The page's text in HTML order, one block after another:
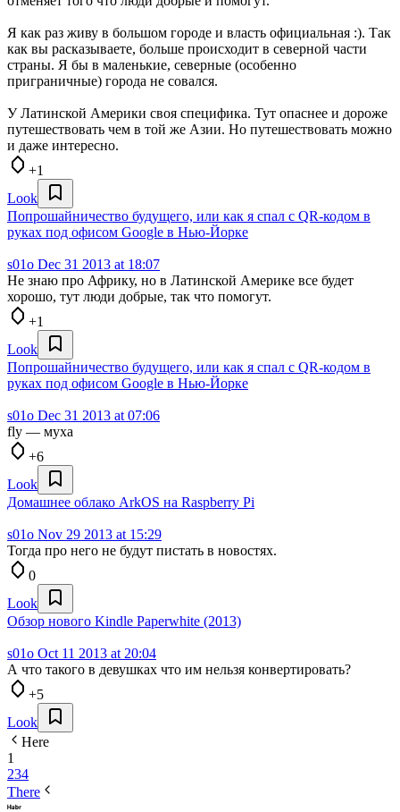
Я как раз живу в большом городе и власть официальная :). Так
как вы расказываете, больше происходит в северной части
страны. Я бы в маленькие, северные (особенно
приграничные) города не совался.
У Латинской Америки своя специфика. Тут опаснее и дороже
путешествовать чем в той же Азии. Но путешествовать можно
и даже интересно.
+1
Look
Попрошайничество будущего, или как я спал с QR-кодом в
руках под офисом Google в Нью-Йорке
s01o Dec 31 2013 at 18:07
Не знаю про Африку, но в Латинской Америке все будет
хорошо, тут люди добрые, так что помогут.
+1
Look
Попрошайничество будущего, или как я спал с QR-кодом в
руках под офисом Google в Нью-Йорке
s01o Dec 31 2013 at 07:06
fly — муха
+6
Look
Домашнее облако ArkOS на Raspberry Pi
s01o Nov 29 2013 at 15:29
Тогда про него не будут пистать в новостях.
0
Look
Обзор нового Kindle Paperwhite (2013)
s01o Oct 11 2013 at 20:04
А что такого в девушках что им нельзя конвертировать?
+5
Look
Here
1
234
There